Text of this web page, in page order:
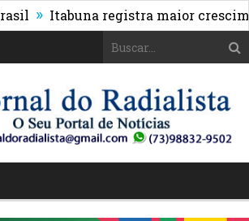
» Itabuna registra maior crescimento